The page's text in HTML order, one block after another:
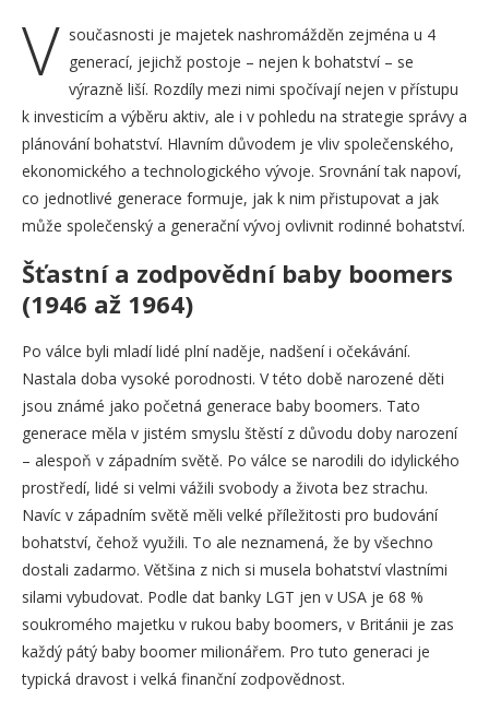
V současnosti je majetek nashromážděn zejména u 4
generací, jejichž postoje – nejen k bohatství – se
výrazně liší. Rozdíly mezi nimi spočívají nejen v přístupu
k investicím a výběru aktiv, ale i v pohledu na strategie správy a
plánování bohatství. Hlavním důvodem je vliv společenského,
ekonomického a technologického vývoje. Srovnání tak napoví,
co jednotlivé generace formuje, jak k nim přistupovat a jak
může společenský a generační vývoj ovlivnit rodinné bohatství.
Šťastní a zodpovědní baby boomers
(1946 až 1964)
Po válce byli mladí lidé plní naděje, nadšení i očekávání.
Nastala doba vysoké porodnosti. V této době narozené děti
jsou známé jako početná generace baby boomers. Tato
generace měla v jistém smyslu štěstí z důvodu doby narození
– alespoň v západním světě. Po válce se narodili do idylického
prostředí, lidé si velmi vážili svobody a života bez strachu.
Navíc v západním světě měli velké příležitosti pro budování
bohatství, čehož využili. To ale neznamená, že by všechno
dostali zadarmo. Většina z nich si musela bohatství vlastními
silami vybudovat. Podle dat banky LGT jen v USA je 68 %
soukromého majetku v rukou baby boomers, v Británii je zas
každý pátý baby boomer milionářem. Pro tuto generaci je
typická dravost i velká finanční zodpovědnost.